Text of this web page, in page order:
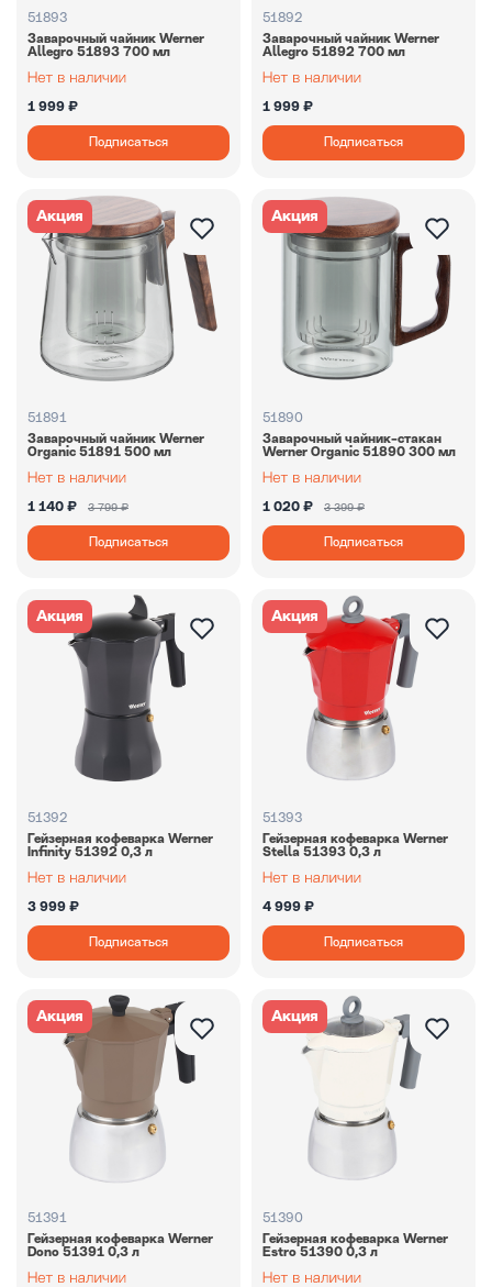
51893
Заварочный чайник Werner
Allegro 51893 700 мл
1 999 ₽
Подписаться
51892
Заварочный чайник Werner
Allegro 51892 700 мл
1 999 ₽
Подписаться
Акция
51891
Заварочный чайник Werner
Organic 51891 500 мл
1 140 ₽ 3 799 ₽
Подписаться
Акция
51890
Заварочный чайник-стакан
Werner Organic 51890 300 мл
1 020 ₽ 3 399 ₽
Подписаться
Акция
51392
Гейзерная кофеварка Werner
Infinity 51392 0,3 л
3 999 ₽
Подписаться
Акция
51393
Гейзерная кофеварка Werner
Stella 51393 0,3 л
4 999 ₽
Подписаться
Акция
51391
Гейзерная кофеварка Werner
Dono 51391 0,3 л
Акция
51390
Гейзерная кофеварка Werner
Estro 51390 0,3 л